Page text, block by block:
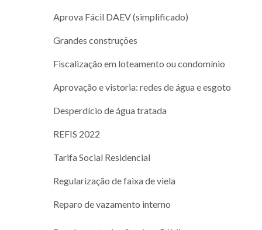
Aprova Fácil DAEV (simplificado)
Grandes construções
Fiscalização em loteamento ou condomínio
Aprovação e vistoria: redes de água e esgoto
Desperdício de água tratada
REFIS 2022
Tarifa Social Residencial
Regularização de faixa de viela
Reparo de vazamento interno